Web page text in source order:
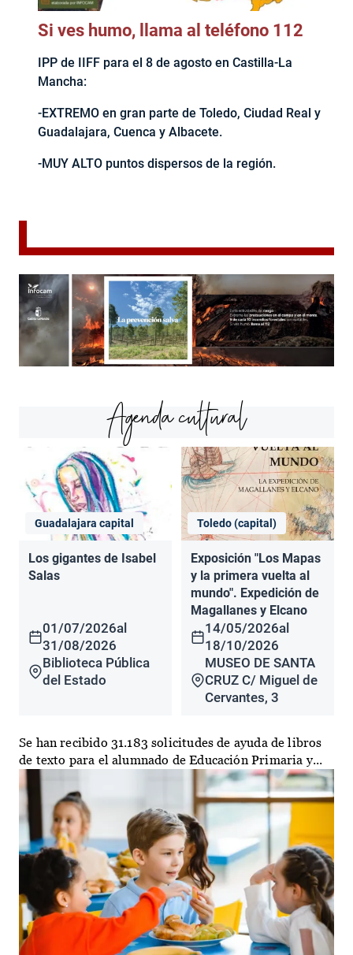
Si ves humo, llama al teléfono 112
IPP de IIFF para el 8 de agosto en Castilla-La
Mancha:
-EXTREMO en gran parte de Toledo, Ciudad Real y
Guadalajara, Cuenca y Albacete.
-MUY ALTO puntos dispersos de la región.
Agenda cultural
Guadalajara capital
Los gigantes de Isabel
Salas
01/07/2026al
31/08/2026
Biblioteca Pública
del Estado
Toledo (capital)
Exposición "Los Mapas
y la primera vuelta al
mundo". Expedición de
Magallanes y Elcano
14/05/2026al
18/10/2026
MUSEO DE SANTA
CRUZ C/ Miguel de
Cervantes, 3
Se han recibido 31.183 solicitudes de ayuda de libros
de texto para el alumnado de Educación Primaria y...